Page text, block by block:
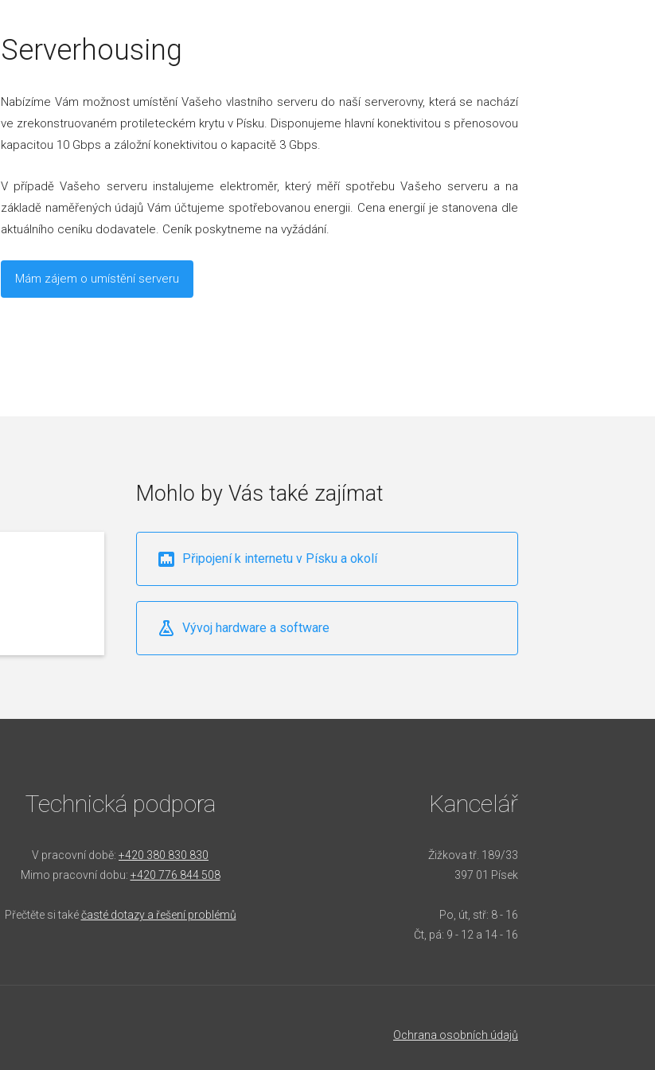
Serverhousing
Nabízíme Vám možnost umístění Vašeho vlastního serveru do naší serverovny, která se nachází
ve zrekonstruovaném protileteckém krytu v Písku. Disponujeme hlavní konektivitou s přenosovou
kapacitou 10 Gbps a záložní konektivitou o kapacitě 3 Gbps.
V případě Vašeho serveru instalujeme elektroměr, který měří spotřebu Vašeho serveru a na
základě naměřených údajů Vám účtujeme spotřebovanou energii. Cena energií je stanovena dle
aktuálního ceníku dodavatele. Ceník poskytneme na vyžádání.
Mám zájem o umístění serveru
Mohlo by Vás také zajímat
Připojení k internetu v Písku a okolí
Vývoj hardware a software
Technická podpora
V pracovní době: +420 380 830 830
Mimo pracovní dobu: +420 776 844 508
Přečtěte si takéčasté dotazy a řešení problémů
Kancelář
Žižkova tř. 189/33
397 01 Písek
Po, út, stř: 8 - 16
Čt, pá: 9 - 12 a 14 - 16
Ochrana osobních údajů